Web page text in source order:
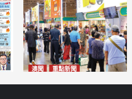
澳聞 重點新聞